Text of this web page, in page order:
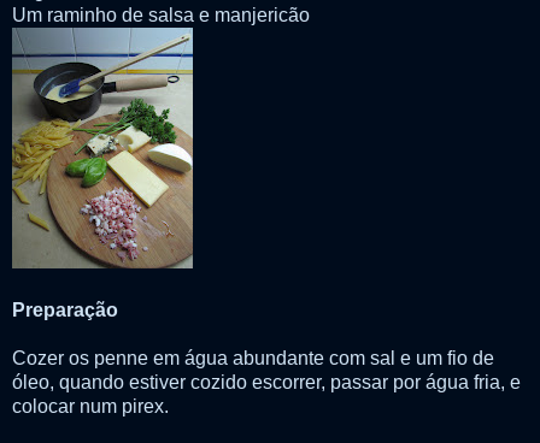
Um raminho de salsa e manjericão
Preparação
Cozer os penne em água abundante com sal e um fio de
óleo, quando estiver cozido escorrer, passar por água fria, e
colocar num pirex.